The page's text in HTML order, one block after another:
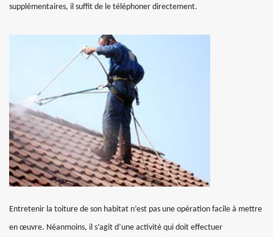
supplémentaires, il suffit de le téléphoner directement.
Entretenir la toiture de son habitat n’est pas une opération facile à mettre
en œuvre. Néanmoins, il s’agit d’une activité qui doit effectuer